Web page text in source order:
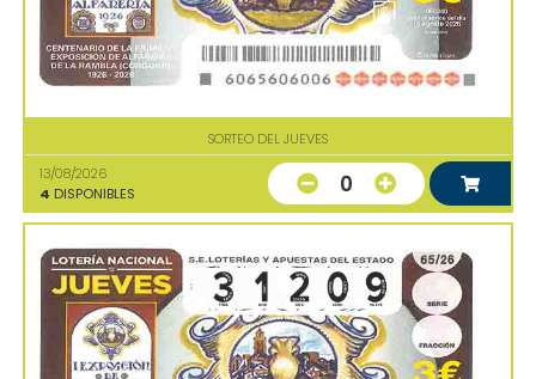
SORTEO DEL JUEVES
13/08/2026
4 DISPONIBLES 0